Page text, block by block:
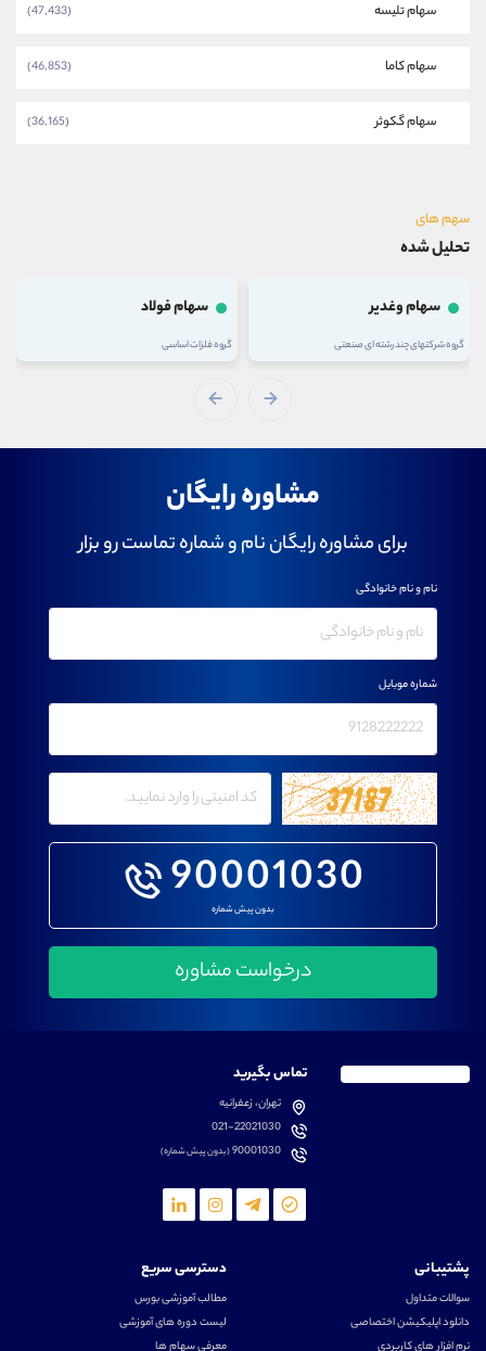
سهام تلیسه (47,433)
سهام کاما (46,853)
سهام گکوثر (36,165)
سهم های
تحلیل شده
سهام وغدیر
گروه شرکتهای چند رشته ای صنعتی
سهام فولاد
گروه فلزات اساسی
مشاوره رایگان
برای مشاوره رایگان نام و شماره تماست رو بزار
90001030
بدون پیش شماره
نام و نام خانوادگی
شماره موبایل
تماس بگیرید
تهران، زعفرانیه
021-22021030
90001030(بدون پیش شماره)
پشتیبانی
سوالات متداول
دانلود اپلیکیشن اختصاصی
دسترسی سریع
مطالب آموزشی بورس
لیست دوره های آموزشی